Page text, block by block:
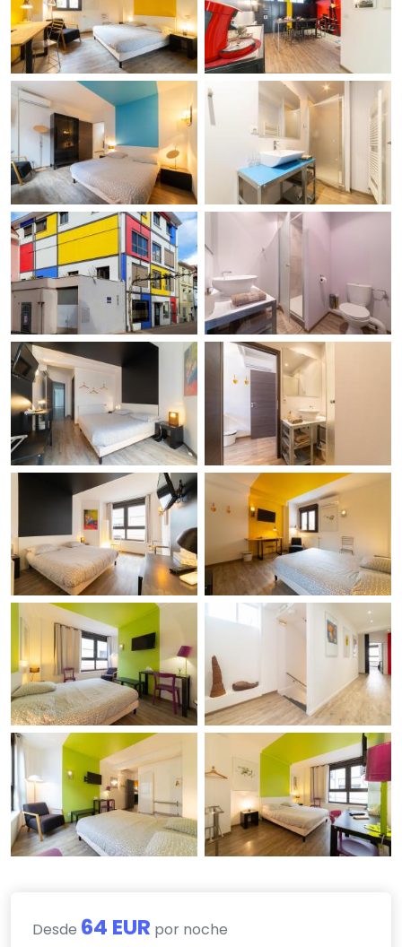
Desde 64 EUR por noche